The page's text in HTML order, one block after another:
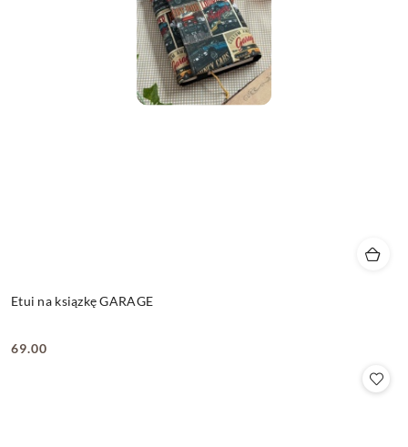
Etui na ksiązkę GARAGE
Cena:
69.00